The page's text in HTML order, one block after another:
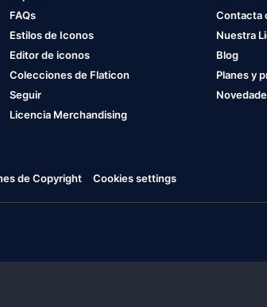
FAQs
Estilos de Iconos
Editor de iconos
Colecciones de Flaticon
Seguir
Licencia Merchandising
Contacta
Nuestra
Blog
Planes y
de Copyright Cookies settings